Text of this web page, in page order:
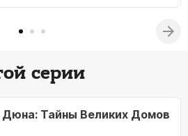
серии
Дюна: Тайны Великих Домов